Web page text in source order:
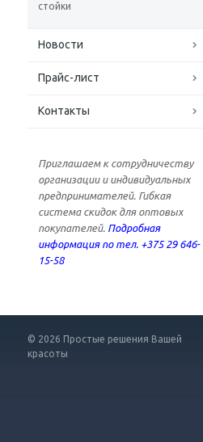
стойки
Новости
Прайс-лист
Контакты
Приглашаем к сотрудничеству
организации и индивидуальных
предпринимателей. Гибкая
система скидок для оптовых
покупателей. Подробная
информация по тел. +375 29 646-
15-58
© 2026 Простые решения Вашей
красоты